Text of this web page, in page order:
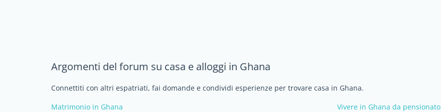
Argomenti del forum su casa e alloggi in Ghana
Connettiti con altri espatriati, fai domande e condividi esperienze per trovare casa in Ghana.
Matrimonio in Ghana
Vivere in Ghana da pensionato